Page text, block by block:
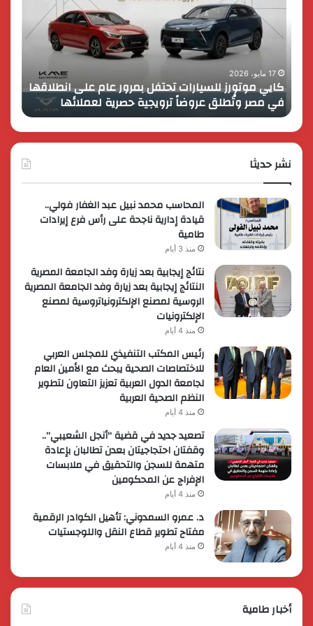
بمرور
انطلاقها
في
مصر
وتُطلق
عروضاً
ترويجية
حصرية
17 مايو، 2026
كايي موتورز للسيارات تحتفل بمرور عام على انطلاقها
في مصر وتُطلق عروضاً ترويجية حصرية لعملائها
جديدة
نشر حديثا
المحاسب محمد نبيل عبد الغفار فولي..
قيادة إدارية ناجحة على رأس فرع إيرادات
طامية
منذ 3 أيام
نتائج إيجابية بعد زيارة وفد الجامعة المصرية
النتائج إيجابية بعد زيارة وفد الجامعة المصرية
الروسية لمصنع الإلكترونياتروسية لمصنع
الإلكترونيات
منذ 4 أيام
رئيس المكتب التنفيذي للمجلس العربي
للاختصاصات الصحية يبحث مع الأمين العام
لجامعة الدول العربية تعزيز التعاون لتطوير
النظم الصحية العربية
منذ 4 أيام
تصعيد جديد في قضية “أنجل الشعيبي”..
وقفتان احتجاجيتان بعدن تطالبان بإعادة
متهمة للسجن والتحقيق في ملابسات
الإفراج عن المحكومين
منذ 4 أيام
د. عمرو السمدوني: تأهيل الكوادر الرقمية
مفتاح تطوير قطاع النقل واللوجستيات
منذ 4 أيام
أخبار طامية